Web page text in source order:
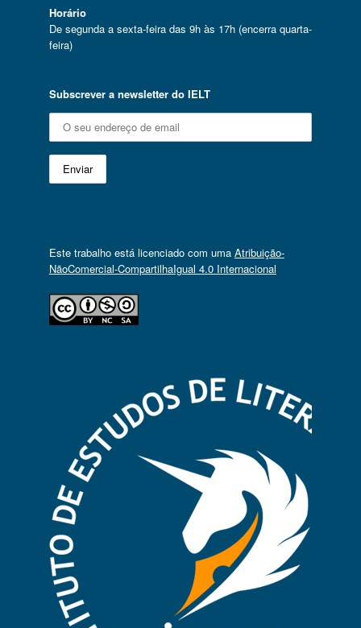
Horário
De segunda a sexta-feira das 9h às 17h (encerra quarta-
feira)
Subscrever a newsletter do IELT
Este trabalho está licenciado com uma Atribuição-
NãoComercial-CompartilhaIgual 4.0 Internacional